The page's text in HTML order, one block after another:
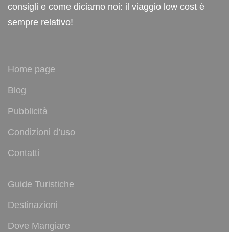
consigli e come diciamo noi: il viaggio low cost è
sempre relativo!
Home page
Blog
Pubblicità
Condizioni d’uso
Contatti
Guide Turistiche
Destinazioni
Dove Mangiare